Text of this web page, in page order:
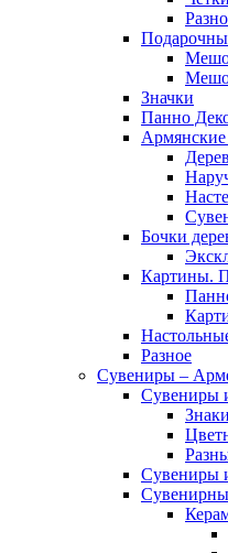
Значки
Панно
Бочки
Картины.
Разное
Сувениры –
Сувениры
Сувениры